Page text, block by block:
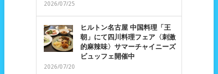
2026/07/25
ヒルトン名古屋 中国料理「王
朝」にて四川料理フェア〈刺激
的麻辣味〉サマーチャイニーズ
ビュッフェ開催中
2026/07/20